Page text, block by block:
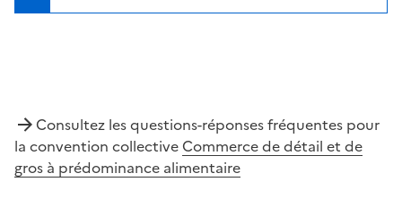
Consultez les questions-réponses fréquentes pour
la convention collective Commerce de détail et de
gros à prédominance alimentaire